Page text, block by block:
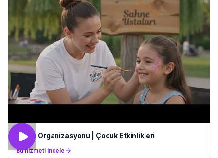
Piknik Organizasyonu | Çocuk Etkinlikleri
Bu hizmeti incele